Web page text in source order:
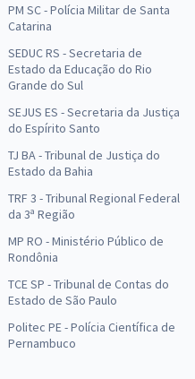
PM SC - Polícia Militar de Santa
Catarina
SEDUC RS - Secretaria de
Estado da Educação do Rio
Grande do Sul
SEJUS ES - Secretaria da Justiça
do Espírito Santo
TJ BA - Tribunal de Justiça do
Estado da Bahia
TRF 3 - Tribunal Regional Federal
da 3ª Região
MP RO - Ministério Público de
Rondônia
TCE SP - Tribunal de Contas do
Estado de São Paulo
Politec PE - Polícia Científica de
Pernambuco